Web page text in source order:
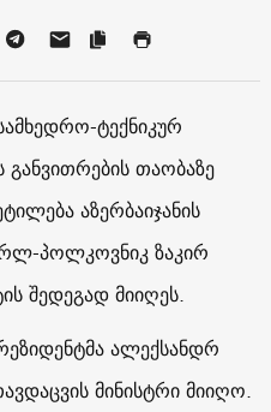
ტექნიკურ
თაობაზე
აზერბაიჯანის
პოლკოვნიკ ზაკირ
შედეგად მიიღეს.
ალექსანდრ
მინისტრი მიიღო.